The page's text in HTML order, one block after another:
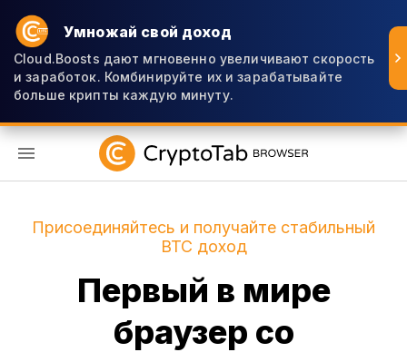
Умножай свой доход
Cloud.Boosts дают мгновенно увеличивают скорость
и заработок. Комбинируйте их и зарабатывайте
больше крипты каждую минуту.
Присоединяйтесь и получайте стабильный
BTC доход
Первый в мире
браузер со